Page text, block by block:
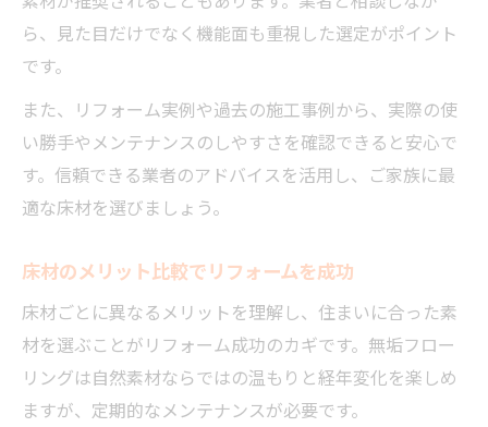
ら、見た目だけでなく機能面も重視した選定がポイント
です。
また、リフォーム実例や過去の施工事例から、実際の使
い勝手やメンテナンスのしやすさを確認できると安心で
す。信頼できる業者のアドバイスを活用し、ご家族に最
適な床材を選びましょう。
床材のメリット比較でリフォームを成功
床材ごとに異なるメリットを理解し、住まいに合った素
材を選ぶことがリフォーム成功のカギです。無垢フロー
リングは自然素材ならではの温もりと経年変化を楽しめ
ますが、定期的なメンテナンスが必要です。